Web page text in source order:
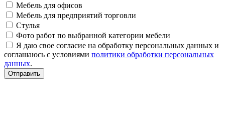
Мебель для офисов
Мебель для предприятий торговли
Стулья
Фото работ по выбранной категории мебели
Я даю свое согласие на обработку персональных данных и
соглашаюсь с условиями политики обработки персональных
данных.
Отправить